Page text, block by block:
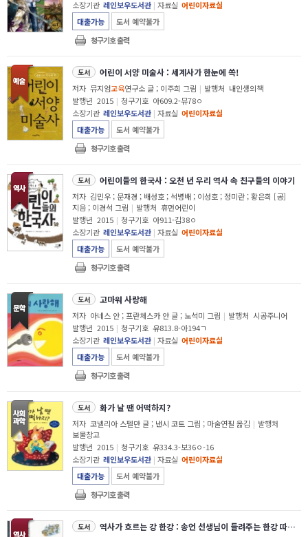
소장기관 레인보우도서관 | 자료실 어린이자료실
대출가능
도서 예약불가
청구기호 출력
도서 어린이 서양 미술사 : 세계사가 한눈에 쏙!
저자 뮤지엄교육연구소 글 ; 이주희 그림 | 발행처 내인생의책
발행년 2015 | 청구기호 아609.2-뮤78ㅇ
소장기관 레인보우도서관 | 자료실 어린이자료실
대출가능
도서 예약불가
청구기호 출력
도서 어린이들의 한국사 : 오천 년 우리 역사 속 친구들의 이야기
저자 김민우 ; 문재경 ; 배성호 ; 석병배 ; 이성호 ; 정미란 ; 황은희 [공]
지음 ; 이경석 그림 | 발행처 휴먼어린이
발행년 2015 | 청구기호 아911-김38ㅇ
소장기관 레인보우도서관 | 자료실 어린이자료실
대출가능
도서 예약불가
청구기호 출력
도서 고마워 사랑해
저자 아네스 안 ; 프란체스카 안 글 ; 노석미 그림 | 발행처 시공주니어
발행년 2015 | 청구기호 유813.8-아194ㄱ
소장기관 레인보우도서관 | 자료실 어린이자료실
대출가능
도서 예약불가
청구기호 출력
도서 화가 날 땐 어떡하지?
저자 코넬리아 스펠만 글 ; 낸시 코트 그림 ; 마술연필 옮김 | 발행처
보물창고
발행년 2015 | 청구기호 유334.3-보36ㅇ-16
소장기관 레인보우도서관 | 자료실 어린이자료실
대출가능
도서 예약불가
청구기호 출력
도서 역사가 흐르는 강 한강 : 송언 선생님이 들려주는 한강 따라 역사 여행